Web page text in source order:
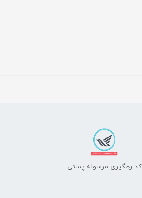
کد رهگیری مرسوله پستی